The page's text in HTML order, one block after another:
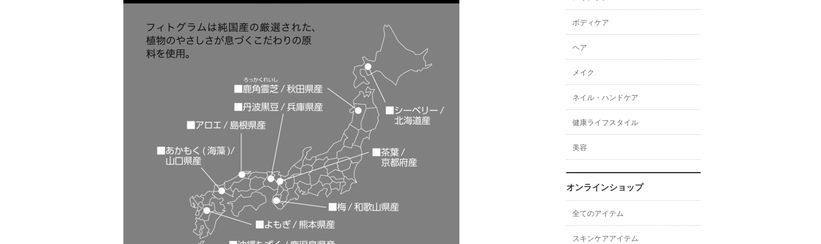
ボディケア
ヘア
メイク
ネイル・ハンドケア
健康ライフスタイル
美容
オンラインショップ
全てのアイテム
スキンケアアイテム